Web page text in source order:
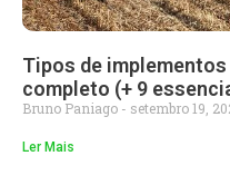
Tipos de
completo (+ 9
Bruno Paniago setembro 19,
Ler Mais